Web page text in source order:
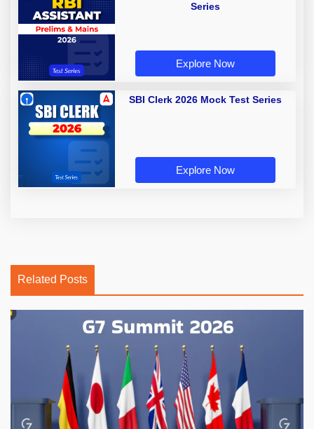
Series
Explore Now
SBI Clerk 2026 Mock Test Series
Explore Now
Related Posts